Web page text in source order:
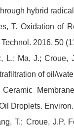
hybrid
T. Oxidation of
2016, 50
L.; Ma, J.;
of oil/
Droplets.
T.; Croue, J.P.